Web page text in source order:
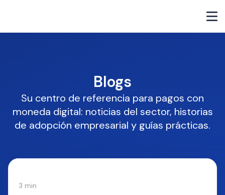
Blogs
Su centro de referencia para pagos con
moneda digital: noticias del sector, historias
de adopción empresarial y guías prácticas.
3 min